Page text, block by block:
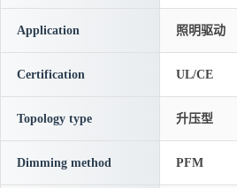
Application 照明驱动
Certification UL/CE
Topology type 升压型
Dimming method PFM